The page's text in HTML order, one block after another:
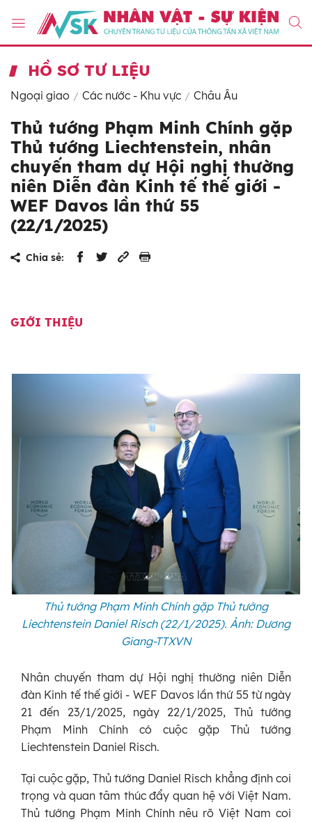
HỒ SƠ TƯ LIỆU
Ngoại giao Các nước - Khu vực Châu Âu
Thủ tướng Phạm Minh Chính gặp
Thủ tướng Liechtenstein, nhân
chuyến tham dự Hội nghị thường
niên Diễn đàn Kinh tế thế giới -
WEF Davos lần thứ 55
(22/1/2025)
Chia sẻ:
GIỚI THIỆU
Thủ tướng Phạm Minh Chính gặp Thủ tướng
Liechtenstein Daniel Risch (22/1/2025). Ảnh: Dương
Giang-TTXVN
Nhân chuyến tham dự Hội nghị thường niên Diễn
đàn Kinh tế thế giới - WEF Davos lần thứ 55 từ ngày
21 đến 23/1/2025, ngày 22/1/2025, Thủ tướng
Phạm Minh Chính có cuộc gặp Thủ tướng
Liechtenstein Daniel Risch.
Tại cuộc gặp, Thủ tướng Daniel Risch khẳng định coi
trọng và quan tâm thúc đẩy quan hệ với Việt Nam.
Thủ tướng Phạm Minh Chính nêu rõ Việt Nam coi